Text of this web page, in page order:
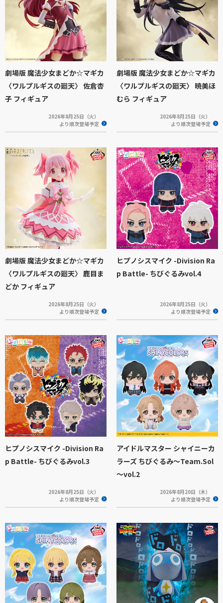
劇場版 魔法少女まどか☆マギカ
〈ワルプルギスの廻天〉 佐倉杏
子 フィギュア
2026年8月25日（火）
より順次登場予定
劇場版 魔法少女まどか☆マギカ
〈ワルプルギスの廻天〉 暁美ほ
むら フィギュア
2026年8月25日（火）
より順次登場予定
劇場版 魔法少女まどか☆マギカ
〈ワルプルギスの廻天〉 鹿目ま
どか フィギュア
2026年8月25日（火）
より順次登場予定
ヒプノシスマイク -Division Ra
p Battle- ちびぐるみvol.4
2026年8月25日（火）
より順次登場予定
ヒプノシスマイク -Division Ra
p Battle- ちびぐるみvol.3
2026年8月25日（火）
より順次登場予定
アイドルマスター シャイニーカ
ラーズ ちびぐるみ～Team.Sol
～vol.2
2026年8月20日（木）
より順次登場予定